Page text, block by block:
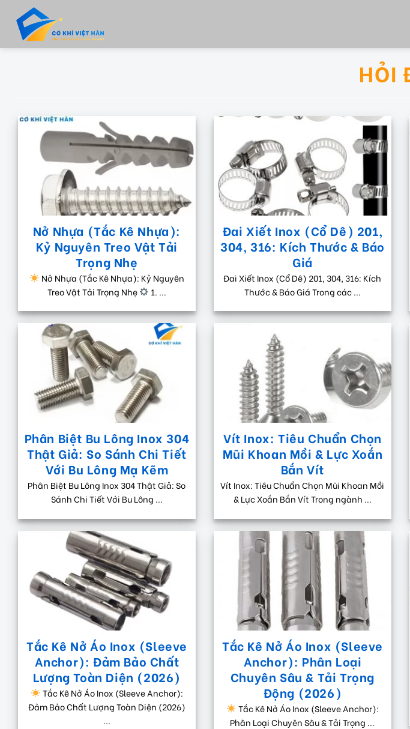
content
HỎI
Nở Nhựa (Tắc Kê Nhựa):
Kỷ Nguyên Treo Vật Tải
Trọng Nhẹ
Nở Nhựa (Tắc Kê Nhựa): Kỷ Nguyên
Treo Vật Tải Trọng Nhẹ
1. ...
Đai Xiết Inox (Cổ Dê) 201,
304, 316: Kích Thước & Báo
Giá
Đai Xiết Inox (Cổ Dê) 201, 304, 316: Kích
Thước & Báo Giá Trong các ...
Phân Biệt Bu Lông Inox 304
Thật Giả: So Sánh Chi Tiết
Với Bu Lông Mạ Kẽm
Phân Biệt Bu Lông Inox 304 Thật Giả: So
Sánh Chi Tiết Với Bu Lông ...
Vít Inox: Tiêu Chuẩn Chọn
Mũi Khoan Mồi & Lực Xoắn
Bắn Vít
Vít Inox: Tiêu Chuẩn Chọn Mũi Khoan Mồi
& Lực Xoắn Bắn Vít Trong ngành ...
Tắc Kê Nở Áo Inox (Sleeve
Anchor): Đảm Bảo Chất
Lượng Toàn Diện (2026)
Tắc Kê Nở Áo Inox (Sleeve Anchor):
Đảm Bảo Chất Lượng Toàn Diện (2026)
...
Tắc Kê Nở Áo Inox (Sleeve
Anchor): Phân Loại
Chuyên Sâu & Tải Trọng
Động (2026)
Tắc Kê Nở Áo Inox (Sleeve Anchor):
Phân Loại Chuyên Sâu & Tải Trọng ...